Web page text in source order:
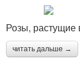
Розы, растущие
читать дальше →